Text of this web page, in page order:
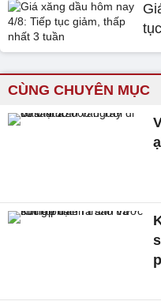
CÙNG CHUYÊN MỤC